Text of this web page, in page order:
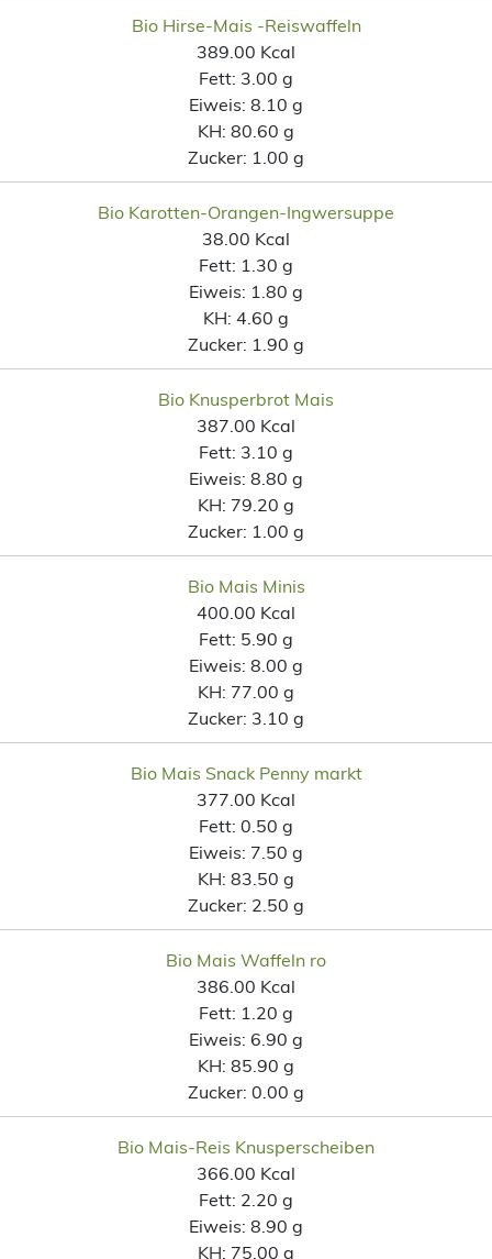
Bio Hirse-Mais -Reiswaffeln
389.00 Kcal
Fett: 3.00 g
Eiweis: 8.10 g
KH: 80.60 g
Zucker: 1.00 g
Bio Karotten-Orangen-Ingwersuppe
38.00 Kcal
Fett: 1.30 g
Eiweis: 1.80 g
KH: 4.60 g
Zucker: 1.90 g
Bio Knusperbrot Mais
387.00 Kcal
Fett: 3.10 g
Eiweis: 8.80 g
KH: 79.20 g
Zucker: 1.00 g
Bio Mais Minis
400.00 Kcal
Fett: 5.90 g
Eiweis: 8.00 g
KH: 77.00 g
Zucker: 3.10 g
Bio Mais Snack Penny markt
377.00 Kcal
Fett: 0.50 g
Eiweis: 7.50 g
KH: 83.50 g
Zucker: 2.50 g
Bio Mais Waffeln ro
386.00 Kcal
Fett: 1.20 g
Eiweis: 6.90 g
KH: 85.90 g
Zucker: 0.00 g
Bio Mais-Reis Knusperscheiben
366.00 Kcal
Fett: 2.20 g
Eiweis: 8.90 g
KH: 75.00 g